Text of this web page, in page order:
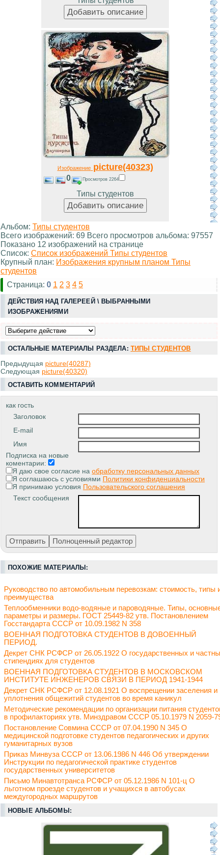
Изображениеpicture(40323)
0 Просмотров 2264
Типы студентов
Альбом: Типы студентов
Всего изображений: 69 Всего просмотров альбома: 97557
Показано 12 изображений на странице
Список: Список изображений Типы студентов
Крупный план: Изображения крупным планом Типы
студентов
Страница: 0 1 2 3 4 5
ДЕЙСТВИЯ НАД ГАЛЕРЕЕЙ \ ВЫБРАННЫМИ
ИЗОБРАЖЕНИЯМИ
ОСТАЛЬНЫЕ МАТЕРИАЛЫ РАЗДЕЛА: ТИПЫ СТУДЕНТОВ
Предыдущая picture(40287)
Следующая picture(40320)
ОСТАВИТЬ КОММЕНТАРИЙ
как гость
Заголовок
E-mail
Имя
Подписка на новые
коментарии:
Я даю свое согласие на обработку персональных данных
Я соглашаюсь с условиями Политики конфиденциальности
Я принимаю условия Пользовательского соглашения
Текст сообщения
ПОХОЖИЕ МАТЕРИАЛЫ:
Руководство по автомобильным перевозкам: стоимость, типы
преимущества
Теплообменники водо-водяные и пароводяные. Типы,
параметры и размеры. ГОСТ 25449-82 утв. Постановлением
Госстандарта СССР от 10.09.1982 N 358
ВОЕННАЯ ПОДГОТОВКА СТУДЕНТОВ В ДОВОЕННЫЙ
ПЕРИОД.
Декрет СНК РСФСР от 26.05.1922 О государственных и
стипендиях для студентов
ВОЕННАЯ ПОДГОТОВКА СТУДЕНТОВ В МОСКОВСКОМ
ИНСТИТУТЕ ИНЖЕНЕРОВ СВЯЗИ В ПЕРИОД 1941-1944
Декрет СНК РСФСР от 12.08.1921 О воспрещении заселения и
уплотнения общежитий студентов во время каникул
Методические рекомендации по организации питания
в профилакториях утв. Минздравом СССР 05.10.1979 N 2059-
Постановление Совмина СССР от 07.04.1990 N 345 О
медицинской подготовке студентов педагогических и других
гуманитарных вузов
Приказ Минвуза СССР от 13.06.1986 N 446 Об утверждении
Инструкции по педагогической практике студентов
государственных университетов
Письмо Минавтотранса РСФСР от 05.12.1986 N 101-ц О
льготном проезде студентов и учащихся в автобусах
междугородных маршрутов
НОВЫЕ АЛЬБОМЫ: